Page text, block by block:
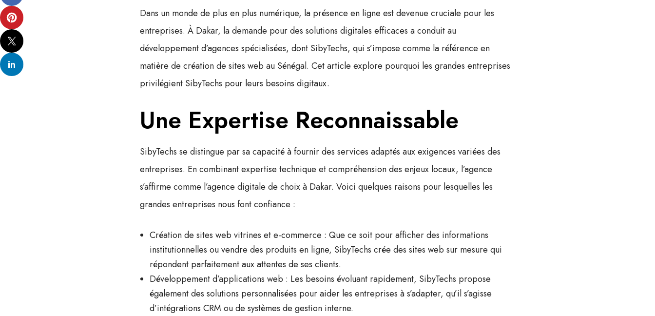
Dans un monde de plus en plus numérique, la présence en ligne est devenue cruciale pour les
entreprises. À Dakar, la demande pour des solutions digitales efficaces a conduit au
développement d’agences spécialisées, dont SibyTechs, qui s’impose comme la référence en
matière de création de sites web au Sénégal. Cet article explore pourquoi les grandes entreprises
privilégient SibyTechs pour leurs besoins digitaux.
Une Expertise Reconnaissable
SibyTechs se distingue par sa capacité à fournir des services adaptés aux exigences variées des
entreprises. En combinant expertise technique et compréhension des enjeux locaux, l’agence
s’affirme comme l’agence digitale de choix à Dakar. Voici quelques raisons pour lesquelles les
grandes entreprises nous font confiance :
Création de sites web vitrines et e-commerce : Que ce soit pour afficher des informations
institutionnelles ou vendre des produits en ligne, SibyTechs crée des sites web sur mesure qui
répondent parfaitement aux attentes de ses clients.
Développement d’applications web : Les besoins évoluant rapidement, SibyTechs propose
également des solutions personnalisées pour aider les entreprises à s’adapter, qu’il s’agisse
d’intégrations CRM ou de systèmes de gestion interne.